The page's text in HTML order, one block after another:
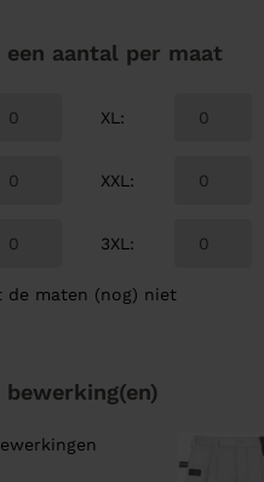
een aantal per maat
XL :
XXL :
3XL :
de maten (nog) niet
bewerking(en)